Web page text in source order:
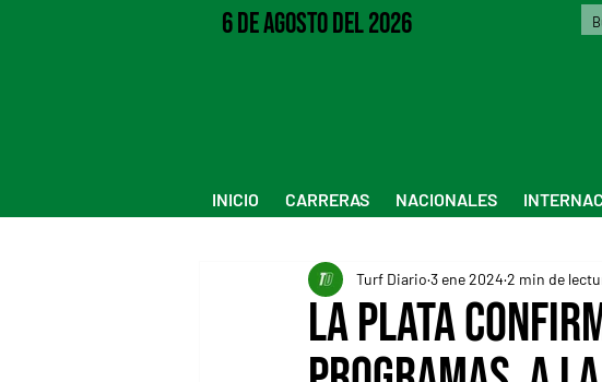
6 de Agosto del 2026
INICIO CARRERAS NACIONALES
La Plata
Turf Diario 3 ene 2024 2 min de